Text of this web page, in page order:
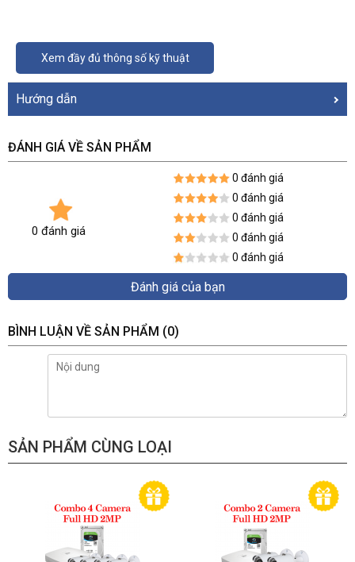
Xem đầy đủ thông số kỹ thuật
Hướng dẫn
ĐÁNH GIÁ VỀ SẢN PHẨM
0 đánh giá
0 đánh giá
0 đánh giá
0 đánh giá
0 đánh giá
0 đánh giá
Đánh giá của bạn
BÌNH LUẬN VỀ SẢN PHẨM (0)
SẢN PHẨM CÙNG LOẠI